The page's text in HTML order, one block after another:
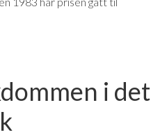
i det